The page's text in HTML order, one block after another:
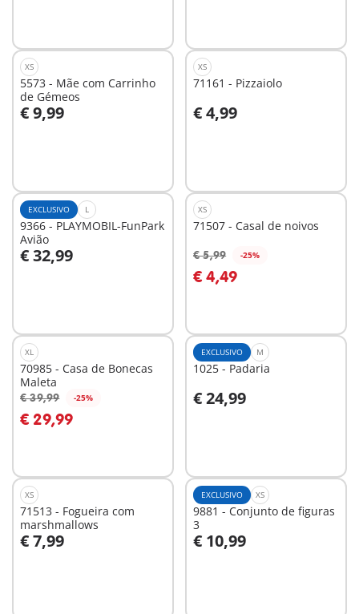
XS
5573 - Mãe com Carrinho
de Gémeos
€ 9,99
Ao carrinho
XS
71161 - Pizzaiolo
€ 4,99
Ao carrinho
EXCLUSIVO L
9366 - PLAYMOBIL-FunPark
Avião
€ 32,99
Ao carrinho
XS
71507 - Casal de noivos
€ 5,99 -25%
€ 4,49
Ao carrinho
XL
70985 - Casa de Bonecas
Maleta
€ 39,99 -25%
€ 29,99
Ao carrinho
EXCLUSIVO M
1025 - Padaria
€ 24,99
Ao carrinho
XS
71513 - Fogueira com
marshmallows
€ 7,99
Ao carrinho
EXCLUSIVO XS
9881 - Conjunto de figuras
3
€ 10,99
Ao carrinho